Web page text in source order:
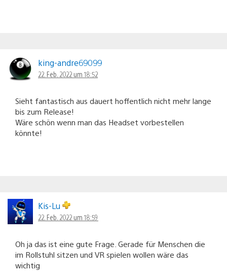
king-andre69099
22. Feb. 2022 um 18:52
Sieht fantastisch aus dauert hoffentlich nicht mehr lange
bis zum Release!
Wäre schön wenn man das Headset vorbestellen
könnte!
Kis-Lu
22. Feb. 2022 um 18:59
Oh ja das ist eine gute Frage. Gerade für Menschen die
im Rollstuhl sitzen und VR spielen wollen wäre das
wichtig